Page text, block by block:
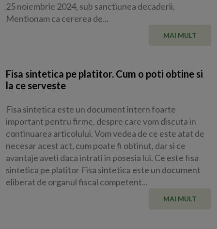
25 noiembrie 2024, sub sanctiunea decaderii.
Mentionam ca cererea de...
MAI MULT
Fisa sintetica pe platitor. Cum o poti obtine si
la ce serveste
Fisa sintetica este un document intern foarte
important pentru firme, despre care vom discuta in
continuarea articolului. Vom vedea de ce este atat de
necesar acest act, cum poate fi obtinut, dar si ce
avantaje aveti daca intrati in posesia lui. Ce este fisa
sintetica pe platitor Fisa sintetica este un document
eliberat de organul fiscal competent...
MAI MULT